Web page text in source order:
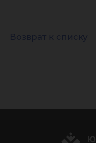
Возврат к списку